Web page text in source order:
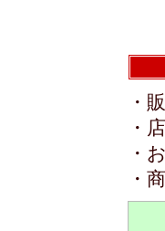
・
・
・
・